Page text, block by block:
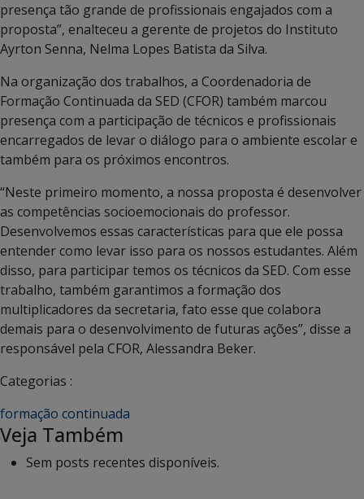
presença tão grande de profissionais engajados com a
proposta”, enalteceu a gerente de projetos do Instituto
Ayrton Senna, Nelma Lopes Batista da Silva.
Na organização dos trabalhos, a Coordenadoria de
Formação Continuada da SED (CFOR) também marcou
presença com a participação de técnicos e profissionais
encarregados de levar o diálogo para o ambiente escolar e
também para os próximos encontros.
“Neste primeiro momento, a nossa proposta é desenvolver
as competências socioemocionais do professor.
Desenvolvemos essas características para que ele possa
entender como levar isso para os nossos estudantes. Além
disso, para participar temos os técnicos da SED. Com esse
trabalho, também garantimos a formação dos
multiplicadores da secretaria, fato esse que colabora
demais para o desenvolvimento de futuras ações”, disse a
responsável pela CFOR, Alessandra Beker.
Categorias :
formação continuada
Veja Também
Sem posts recentes disponíveis.